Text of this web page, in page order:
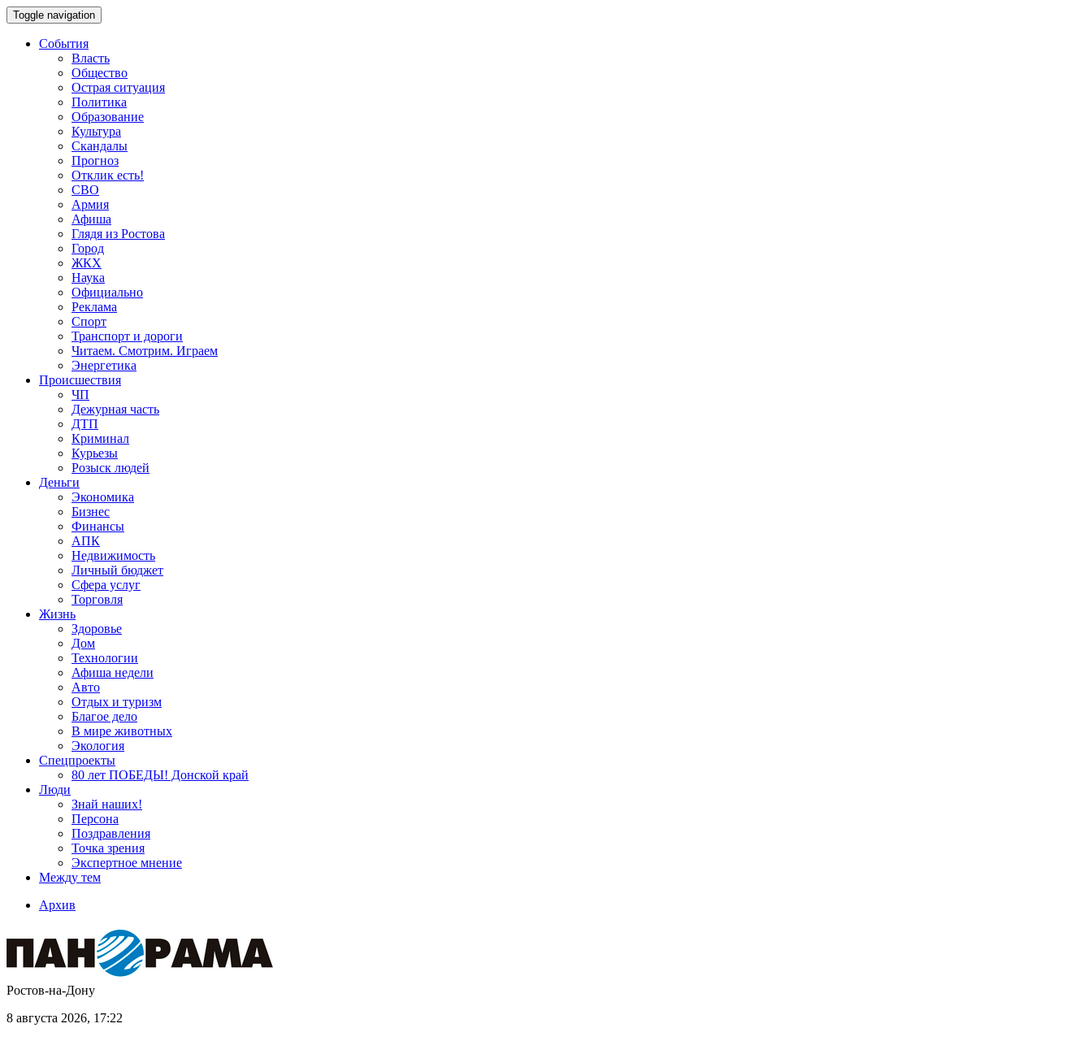
Toggle navigation
События
Власть
Общество
Острая ситуация
Политика
Образование
Культура
Скандалы
Прогноз
Отклик есть!
СВО
Армия
Афиша
Глядя из Ростова
Город
ЖКХ
Наука
Официально
Реклама
Спорт
Транспорт и дороги
Читаем. Смотрим. Играем
Энергетика
Происшествия
ЧП
Дежурная часть
ДТП
Криминал
Курьезы
Розыск людей
Деньги
Экономика
Бизнес
Финансы
АПК
Недвижимость
Личный бюджет
Сфера услуг
Торговля
Жизнь
Здоровье
Дом
Технологии
Афиша недели
Авто
Отдых и туризм
Благое дело
В мире животных
Экология
Спецпроекты
80 лет ПОБЕДЫ! Донской край
Люди
Знай наших!
Персона
Поздравления
Точка зрения
Экспертное мнение
Между тем
Архив
Ростов-на-Дону
8 августа 2026, 17:22